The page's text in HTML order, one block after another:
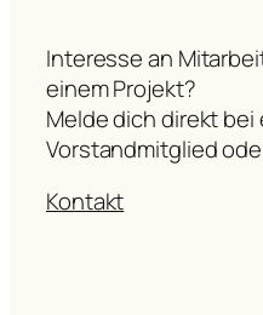
Interesse an
einem Projekt?
Melde dich direkt bei
Vorstandmitglied
Kontakt